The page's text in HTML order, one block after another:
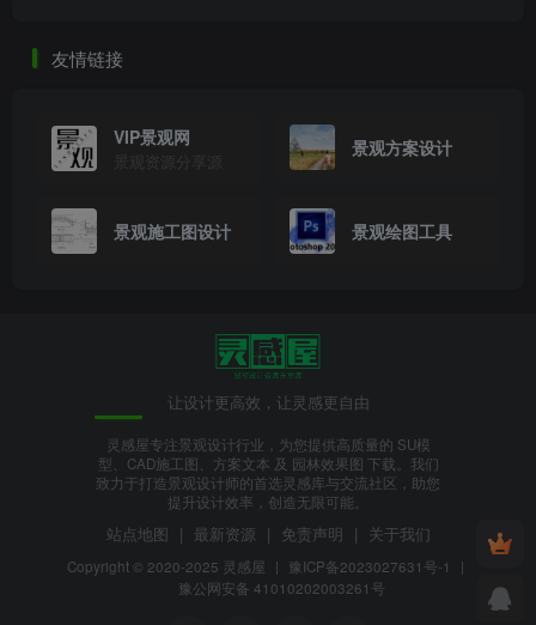
友情链接
VIP景观网
景观资源分享源
景观方案设计
景观施工图设计 景观绘图工具
让设计更高效，让灵感更自由
灵感屋专注景观设计行业，为您提供高质量的 SU模
型、CAD施工图、方案文本 及 园林效果图 下载。我们
致力于打造景观设计师的首选灵感库与交流社区，助您
提升设计效率，创造无限可能。
站点地图 | 最新资源 | 免责声明 | 关于我们
Copyright © 2020-2025 灵感屋 | 豫ICP备2023027631号-1
|
豫公网安备 41010202003261号